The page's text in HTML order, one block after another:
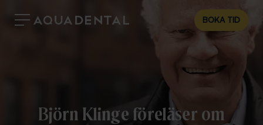
BOKA TID
Björn Klinge föreläser om